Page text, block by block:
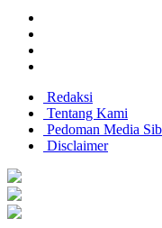
Redaksi
Tentang Kami
Pedoman Media
Disclaimer